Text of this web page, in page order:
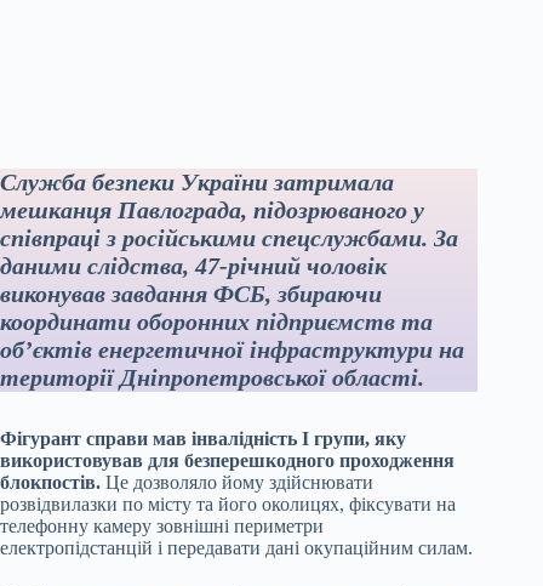
Служба безпеки України затримала
мешканця Павлограда, підозрюваного у
співпраці з російськими спецслужбами. За
даними слідства, 47-річний чоловік
виконував завдання ФСБ, збираючи
координати оборонних підприємств та
об’єктів енергетичної інфраструктури на
території Дніпропетровської області.
Фігурант справи мав інвалідність І групи, яку
використовував для безперешкодного проходження
блокпостів. Це дозволяло йому здійснювати
розвідвилазки по місту та його околицях, фіксувати на
телефонну камеру зовнішні периметри
електропідстанцій і передавати дані окупаційним силам.